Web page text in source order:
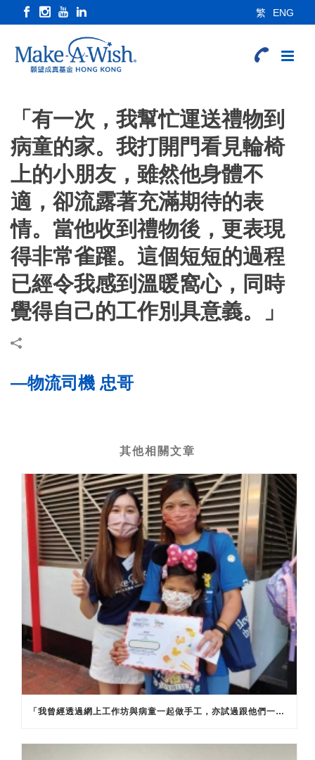
繁 ENG
「有一次，我幫忙運送禮物到
病童的家。我打開門看見輪椅
上的小朋友，雖然他身體不
適，卻流露著充滿期待的表
情。當他收到禮物後，更表現
得非常雀躍。這個短短的過程
已經令我感到溫暖窩心，同時
覺得自己的工作別具意義。」
—物流司機 忠哥
其他相關文章
「我曾經透過網上工作坊與病童一起做手工，亦試過跟他們一起捕捉願望。最深的感受是要學習聆聽他們的需要，就算只是陪伴他們玩遊戲，一個簡單的舉動已經可以令他們很高興。感謝願望團隊及其他義工的無私付出，成就更多小朋友的願望。」